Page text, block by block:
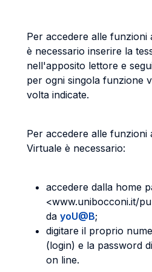
Per accedere alle funzioni
è necessario inserire la
nell'apposito lettore e
per ogni singola funzione
volta indicate.
Per accedere alle funzioni
Virtuale è necessario:
accedere dalla home
<www.unibocconi.it/
da yoU@B;
digitare il proprio
(login) e la password
on line.